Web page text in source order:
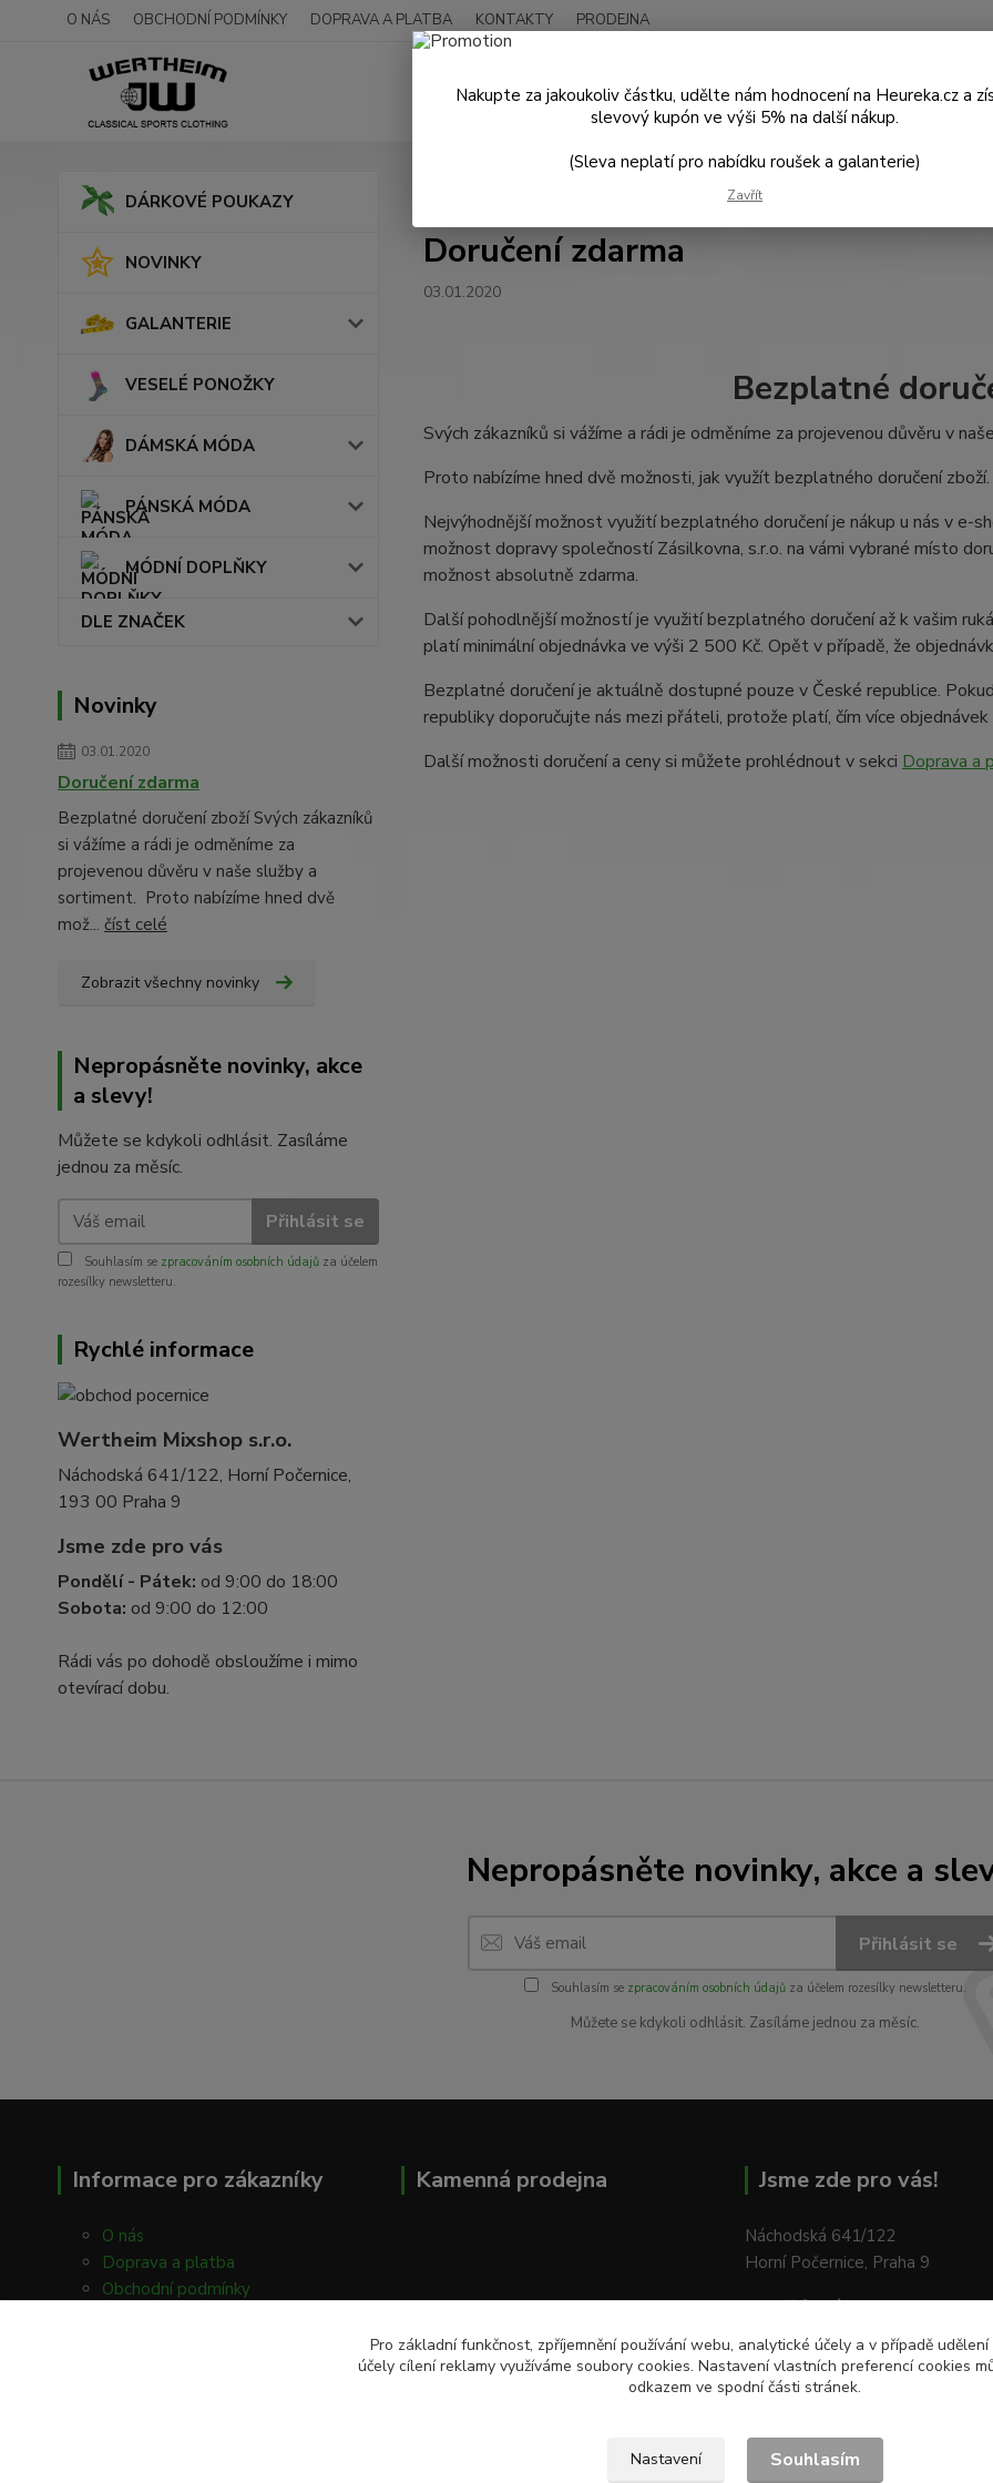
O NÁS OBCHODNÍ PODMÍNKY DOPRAVA A PLATBA KONTAKTY PRODEJNA
Hledat
DÁRKOVÉ POUKAZY
NOVINKY
GALANTERIE
VESELÉ PONOŽKY
DÁMSKÁ MÓDA
PÁNSKÁ MÓDA
MÓDNÍ DOPLŇKY
DLE ZNAČEK
Novinky
03.01.2020
Doručení zdarma
Bezplatné doručení zboží Svých zákazníků
si vážíme a rádi je odměníme za
projevenou důvěru v naše služby a
sortiment. Proto nabízíme hned dvě
mož... číst celé
Zobrazit všechny novinky
Nepropásněte novinky, akce
a slevy!
Můžete se kdykoli odhlásit. Zasíláme
jednou za měsíc.
Přihlásit se
Souhlasím se zpracováním osobních údajů za účelem
rozesílky newsletteru.
Rychlé informace
Wertheim Mixshop s.r.o.
Náchodská 641/122, Horní Počernice,
193 00 Praha 9
Jsme zde pro vás
Pondělí - Pátek: od 9:00 do 18:00
Sobota: od 9:00 do 12:00
Rádi vás po dohodě obsloužíme i mimo
otevírací dobu.
Doručení zdarma
03.01.2020
Bezplatné
Svých zákazníků si vážíme a rádi je odměníme za projevenou důvěru v
Proto nabízíme hned dvě možnosti, jak využít bezplatného doručení zboží.
Nejvýhodnější možnost využití bezplatného doručení je nákup u nás v e-
možnost dopravy společností Zásilkovna, s.r.o. na vámi vybrané místo
možnost absolutně zdarma.
Další pohodlnější možností je využití bezplatného doručení až k vašim
platí minimální objednávka ve výši 2 500 Kč. Opět v případě, že
Bezplatné doručení je aktuálně dostupné pouze v České republice.
republiky doporučujte nás mezi přáteli, protože platí, čím více
Další možnosti doručení a ceny si můžete prohlédnout v sekci Doprava a
Nepropásněte novinky, akce a
Přihlásit se
Souhlasím se zpracováním osobních údajůza účelem rozesílky newsletteru.
Můžete se kdykoli odhlásit. Zasíláme jednou za měsíc.
Informace pro zákazníky
O nás
Doprava a platba
Obchodní podmínky
Kamenná prodejna Jsme zde pro vás!
Náchodská 641/122
Horní Počernice, Praha 9
Pondělí - Pátek:od 9:00 do
Sobota: od 9:00 do 12:00
Nakupte za jakoukoliv částku, udělte nám hodnocení na Heureka.cz a
slevový kupón ve výši 5% na další nákup.
(Sleva neplatí pro nabídku roušek a galanterie)
Zavřít
Pro základní funkčnost, zpříjemnění používání webu, analytické účely a v případě
účely cílení reklamy využíváme soubory cookies. Nastavení vlastních preferencí cookies
odkazem ve spodní části stránek.
Nastavení Souhlasím